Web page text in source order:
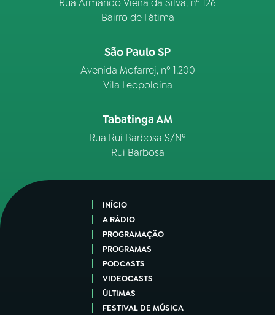
Rua Armando Vieira da Silva, nº 126
Bairro de Fátima
São Paulo SP
Avenida Mofarrej, nº 1.200
Vila Leopoldina
Tabatinga AM
Rua Rui Barbosa S/Nº
Rui Barbosa
INÍCIO
A RÁDIO
PROGRAMAÇÃO
PROGRAMAS
PODCASTS
VIDEOCASTS
ÚLTIMAS
FESTIVAL DE MÚSICA